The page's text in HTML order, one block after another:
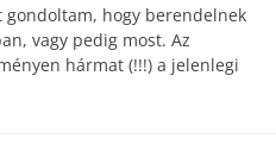
gondoltam, hogy berendelnek
vagy pedig most. Az
hármat (!!!) a jelenlegi